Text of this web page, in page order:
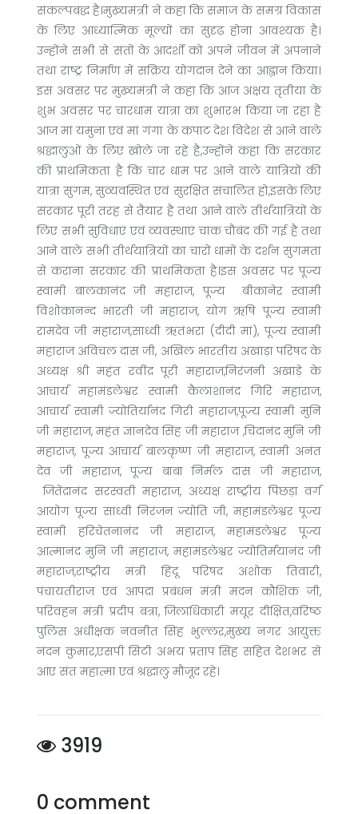
संकल्पबद्ध है।मुख्यमंत्री ने कहा कि समाज के समग्र विकास
के लिए आध्यात्मिक मूल्यों का सुदृढ़ होना आवश्यक है।
उन्होंने सभी से संतों के आदर्शों को अपने जीवन में अपनाने
तथा राष्ट्र निर्माण में सक्रिय योगदान देने का आह्वान किया।
इस अवसर पर मुख्यमंत्री ने कहा कि आज अक्षय तृतीया के
शुभ अवसर पर चारधाम यात्रा का शुभारभ किया जा रहा है
आज मां यमुना एवं मां गंगा के कपाट देश विदेश से आने वाले
श्रद्धालुओं के लिए खोले जा रहे है,उन्होंने कहा कि सरकार
की प्राथमिकता है कि चार धाम पर आने वाले यात्रियों की
यात्रा सुगम, सुव्यवस्थित एवं सुरक्षित संचालित हो,इसके लिए
सरकार पूरी तरह से तैयार है तथा आने वाले तीर्थयात्रियों के
लिए सभी सुविधाएं एवं व्यवस्थाएं चाक चौबंद की गई है तथा
आने वाले सभी तीर्थयात्रियों का चारों धामों के दर्शन सुगमता
से कराना सरकार की प्राथमिकता है।इस अवसर पर पूज्य
स्वामी बालकानंद जी महाराज, पूज्य बीकानेर स्वामी
विशोकानन्द भारती जी महाराज, योग ऋषि पूज्य स्वामी
रामदेव जी महाराज,साध्वी ऋतंभरा (दीदी मां), पूज्य स्वामी
महाराज अविचल दास जी, अखिल भारतीय अखाड़ा परिषद के
अध्यक्ष श्री महंत रवींद्र पूरी महाराज,निरंजनी अखाड़े के
आचार्य महामंडलेश्वर स्वामी कैलाशानंद गिरि महाराज,
आचार्य स्वामी ज्योतिर्यानंद गिरी महाराज,पूज्य स्वामी मुनि
जी महाराज, महंत ज्ञानदेव सिंह जी महाराज ,चिदानंद मुनि जी
महाराज, पूज्य आचार्य बालकृष्ण जी महाराज, स्वामी अनंत
देव जी महाराज, पूज्य बाबा निर्मल दास जी महाराज,
जितेंद्रानंद सरस्वती महाराज, अध्यक्ष राष्ट्रीय पिछड़ा वर्ग
आयोग पूज्य साध्वी निरंजन ज्योति जी, महामंडलेश्वर पूज्य
स्वामी हरिचेतनानंद जी महाराज, महामंडलेश्वर पूज्य
आत्मानंद मुनि जी महाराज, महामंडलेश्वर ज्योतिर्मयानंद जी
महाराज,राष्ट्रीय मंत्री हिंदू परिषद अशोक तिवारी,
पंचायतीराज एवं आपदा प्रबंधन मंत्री मदन कौशिक जी,
परिवहन मंत्री प्रदीप बत्रा, जिलाधिकारी मयूर दीक्षित,वरिष्ठ
पुलिस अधीक्षक नवनीत सिंह भुल्लर,मुख्य नगर आयुक्त
नंदन कुमार,एसपी सिटी अभय प्रताप सिंह सहित देशभर से
आए संत महात्मा एवं श्रद्धालु मौजूद रहे।
3919
0 comment